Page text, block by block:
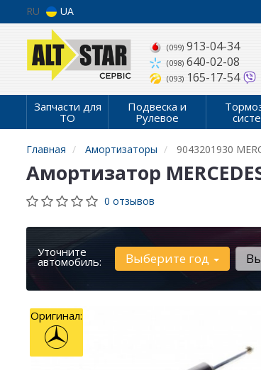
RU UA
(099)913-04-34
(098)640-02-08
(093)165-17-54
Запчасти для
ТО
Подвеска и
Рулевое
Главная Амортизаторы 9043201930
Амортизатор
0 отзывов
Уточните
автомобиль: Выберите год
Оригинал: